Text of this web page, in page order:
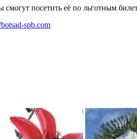
посетить её по льготным
spb.com